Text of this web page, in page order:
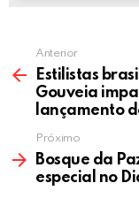
Anterior
Estilistas
Gouveia
lançamento
Próximo
Bosque da
especial no